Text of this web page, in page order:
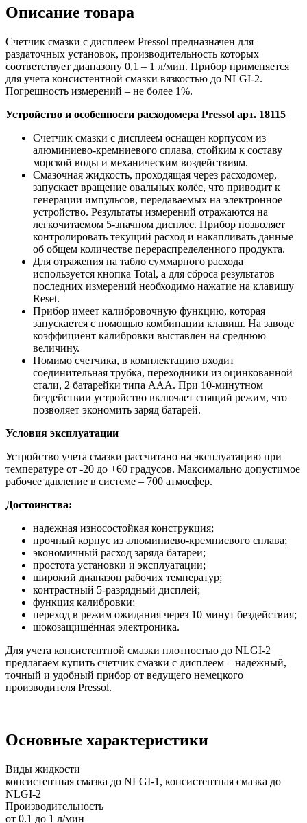
Описание товара
Счетчик смазки с дисплеем Pressol предназначен для
раздаточных установок, производительность которых
соответствует диапазону 0,1 – 1 л/мин. Прибор применяется
для учета консистентной смазки вязкостью до NLGI-2.
Погрешность измерений – не более 1%.
Устройство и особенности расходомера Pressol арт. 18115
Счетчик смазки с дисплеем оснащен корпусом из
алюминиево-кремниевого сплава, стойким к составу
морской воды и механическим воздействиям.
Смазочная жидкость, проходящая через расходомер,
запускает вращение овальных колёс, что приводит к
генерации импульсов, передаваемых на электронное
устройство. Результаты измерений отражаются на
легкочитаемом 5-значном дисплее. Прибор позволяет
контролировать текущий расход и накапливать данные
об общем количестве перераспределенного продукта.
Для отражения на табло суммарного расхода
используется кнопка Total, а для сброса результатов
последних измерений необходимо нажатие на клавишу
Reset.
Прибор имеет калибровочную функцию, которая
запускается с помощью комбинации клавиш. На заводе
коэффициент калибровки выставлен на среднюю
величину.
Помимо счетчика, в комплектацию входит
соединительная трубка, переходники из оцинкованной
стали, 2 батарейки типа ААА. При 10-минутном
бездействии устройство включает спящий режим, что
позволяет экономить заряд батарей.
Условия эксплуатации
Устройство учета смазки рассчитано на эксплуатацию при
температуре от -20 до +60 градусов. Максимально допустимое
рабочее давление в системе – 700 атмосфер.
Достоинства:
надежная износостойкая конструкция;
прочный корпус из алюминиево-кремниевого сплава;
экономичный расход заряда батареи;
простота установки и эксплуатации;
широкий диапазон рабочих температур;
контрастный 5-разрядный дисплей;
функция калибровки;
переход в режим ожидания через 10 минут бездействия;
шокозащищённая электроника.
Для учета консистентной смазки плотностью до NLGI-2
предлагаем купить счетчик смазки с дисплеем – надежный,
точный и удобный прибор от ведущего немецкого
производителя Pressol.
Основные характеристики
Виды жидкости
консистентная смазка до NLGI-1, консистентная смазка до
NLGI-2
Производительность
от 0.1 до 1 л/мин